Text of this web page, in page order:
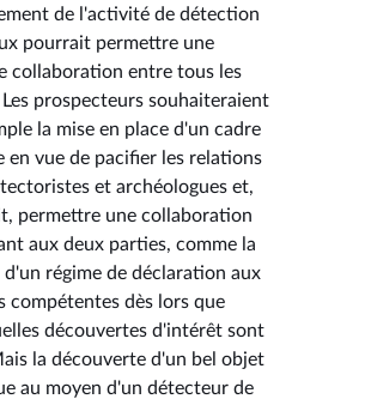
de l'activité de détection
pourrait permettre une
collaboration entre tous les
prospecteurs souhaiteraient
la mise en place d'un cadre
en vue de pacifier les relations
et archéologues et,
permettre une collaboration
aux deux parties, comme la
régime de déclaration aux
compétentes dès lors que
découvertes d'intérêt sont
la découverte d'un bel objet
au moyen d'un détecteur de